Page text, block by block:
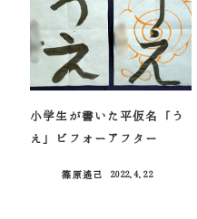
小学生が書いた平仮名「う
え」ビフォーアフター
篠原遙己
2022.4.22